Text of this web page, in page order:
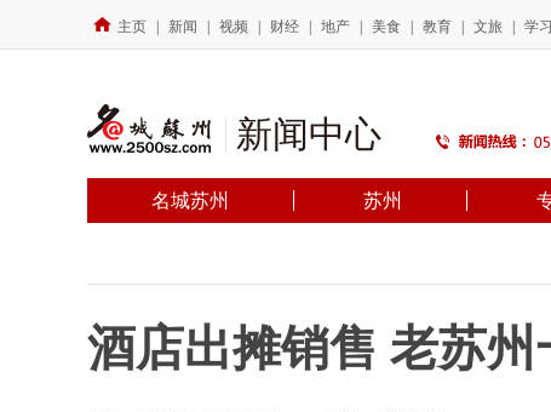
主页 新闻 视频 财经 地产 美食 教育 文旅 学习
新闻中心
名城苏州 苏州
酒店出摊销售 老苏